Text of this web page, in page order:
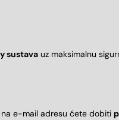
sustava uz maksimalnu
e-mail adresu ćete dobiti